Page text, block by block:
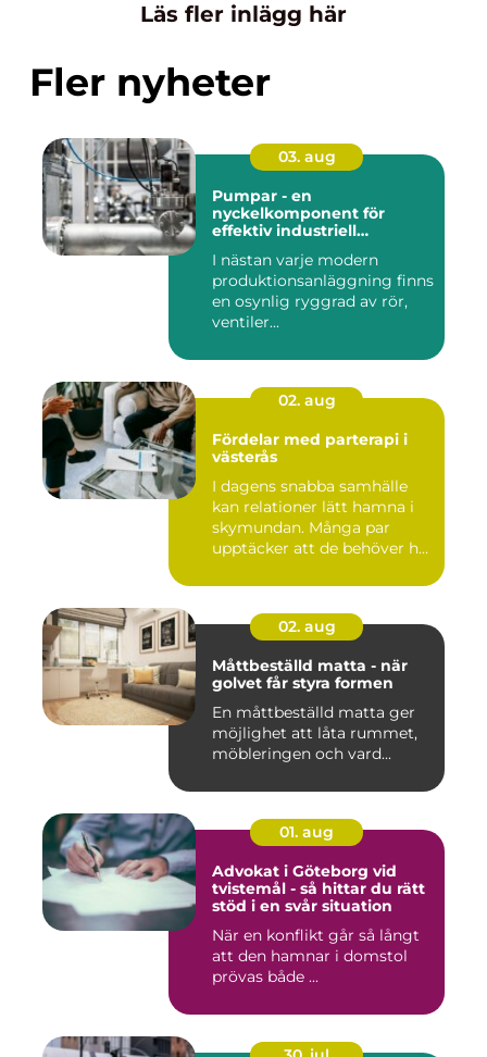
Läs fler inlägg här
Fler nyheter
03. aug
Pumpar - en
nyckelkomponent för
effektiv industriell
I nästan varje modern
produktionsanläggning finns
en osynlig ryggrad av rör,
ventiler...
02. aug
Fördelar med parterapi i
västerås
I dagens snabba samhälle
kan relationer lätt hamna i
skymundan. Många par
upptäcker att de behöver h...
02. aug
Måttbeställd matta - när
golvet får styra formen
En måttbeställd matta ger
möjlighet att låta rummet,
möbleringen och vard...
01. aug
Advokat i Göteborg vid
tvistemål - så hittar du rätt
stöd i en svår situation
När en konflikt går så långt
att den hamnar i domstol
prövas både ...